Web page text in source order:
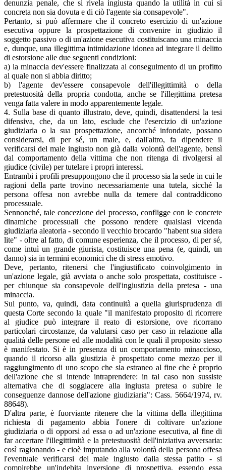
denunzia penale, che si rivela ingiusta quando la utilità in cui si
concreta non sia dovuta e di ciò l'agente sia consapevole".
Pertanto, si può affermare che il concreto esercizio di un'azione
esecutiva oppure la prospettazione di convenire in giudizio il
soggetto passivo o di un'azione esecutiva costituiscano una minaccia
e, dunque, una illegittima intimidazione idonea ad integrare il delitto
di estorsione alle due seguenti condizioni:
a) la minaccia dev'essere finalizzata al conseguimento di un profitto
al quale non si abbia diritto;
b) l'agente dev'essere consapevole dell'illegittimità o della
pretestuosità della propria condotta, anche se l'illegittima pretesa
venga fatta valere in modo apparentemente legale.
4. Sulla base di quanto illustrato, deve, quindi, disattendersi la tesi
difensiva, che, da un lato, esclude che l'esercizio di un'azione
giudiziaria o la sua prospettazione, ancorché infondate, possano
considerarsi, di per sé, un male, e, dall'altro, fa dipendere il
verificarsi del male ingiusto non già dalla volontà dell'agente, bensì
dal comportamento della vittima che non ritenga di rivolgersi al
giudice (civile) per tutelare i propri interessi.
Entrambi i profili presuppongono che il processo sia la sede in cui le
ragioni della parte trovino necessariamente una tutela, sicché la
persona offesa non avrebbe nulla da temere dal contraddicono
processuale.
Sennonché, tale concezione del processo, confligge con le concrete
dinamiche processuali che possono rendere qualsiasi vicenda
giudiziaria aleatoria - secondo il vecchio brocardo "habent sua sidera
lite" - oltre al fatto, di comune esperienza, che il processo, di per sé,
come intuì un grande giurista, costituisce una pena (e, quindi, un
danno) sia in termini economici che di stress emotivo.
Deve, pertanto, ritenersi che l'ingiustificato coinvolgimento in
un'azione legale, già avviata o anche solo prospettata, costituisce -
per chiunque sia consapevole dell'ingiustizia della pretesa - una
minaccia.
Sul punto, va, quindi, data continuità a quella giurisprudenza di
questa Corte secondo la quale "il manifestato proposito di ricorrere
al giudice può integrare il reato di estorsione, ove ricorrano
particolari circostanze, da valutarsi caso per caso in relazione alla
qualità delle persone ed alle modalità con le quali il proposito stesso
è manifestato. Si è in presenza di un comportamento minaccioso,
quando il ricorso alla giustizia è prospettato come mezzo per il
raggiungimento di uno scopo che sia estraneo al fine che è proprio
dell'azione che si intende intraprendere: in tal caso non sussiste
alternativa che di soggiacere alla ingiusta pretesa o subire le
conseguenze dannose dell'azione giudiziaria": Cass. 5664/1974, rv.
88648).
D'altra parte, è fuorviante ritenere che la vittima della illegittima
richiesta di pagamento abbia l'onere di coltivare un'azione
giudiziaria o di opporsi ad essa o ad un'azione esecutiva, al fine di
far accertare l'illegittimità e la pretestuosità dell'iniziativa avversaria:
così ragionando - e cioè imputando alla volontà della persona offesa
l'eventuale verificarsi del male ingiusto dalla stessa patito - si
compirebbe un'indebita inversione di prospettiva, essendo essa